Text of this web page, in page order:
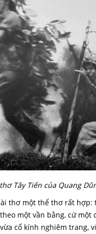
Tây Tiến của Quang
thơ một thể thơ rất
một vần bằng, cứ một
cổ kính nghiêm trang,